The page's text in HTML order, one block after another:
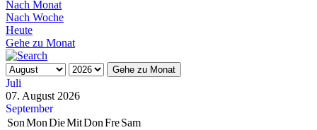
Nach Monat
Nach Woche
Heute
Gehe zu Monat
Gehe zu Monat
Juli
07. August 2026
September
SonMonDieMitDonFreSam